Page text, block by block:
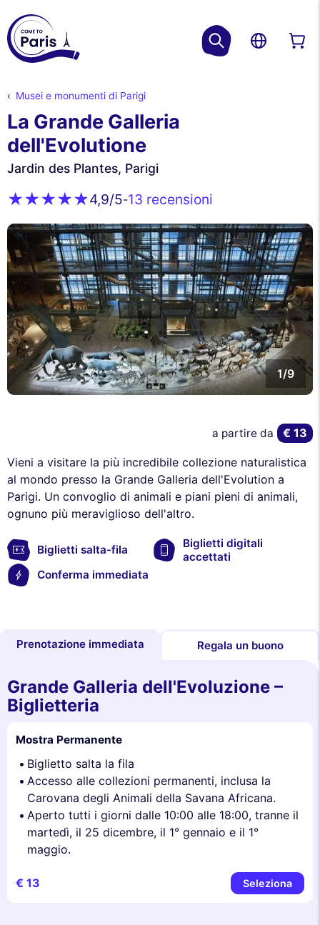
Musei e monumenti di Parigi
La Grande Galleria
dell'Evolutione
Jardin des Plantes, Parigi
4,9/5-13 recensioni
1/9
Vieni a visitare la più incredibile collezione naturalistica
al mondo presso la Grande Galleria dell'Evolution a
Parigi. Un convoglio di animali e piani pieni di animali,
ognuno più meraviglioso dell'altro.
Biglietti salta-fila
Biglietti digitali
accettati
Conferma immediata
a partire da € 13
Prenotazione immediata Regala un buono
Grande Galleria dell'Evoluzione –
Biglietteria
Mostra Permanente
Biglietto salta la fila
Accesso alle collezioni permanenti, inclusa la
Carovana degli Animali della Savana Africana.
Aperto tutti i giorni dalle 10:00 alle 18:00, tranne il
martedì, il 25 dicembre, il 1° gennaio e il 1°
maggio.
€ 13 Seleziona